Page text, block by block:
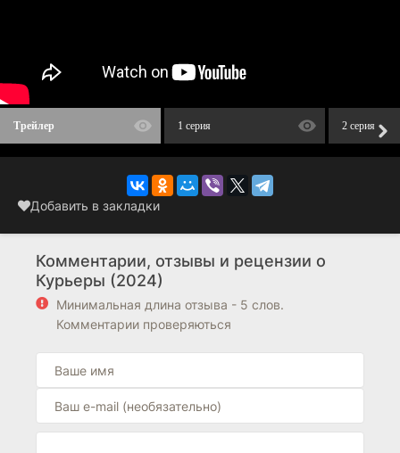
Трейлер 1 серия 2 серия
Добавить в закладки
Комментарии, отзывы и рецензии о
Курьеры (2024)
Минимальная длина отзыва - 5 слов.
Комментарии проверяються